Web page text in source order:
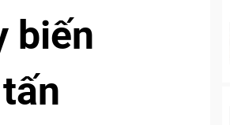
biến